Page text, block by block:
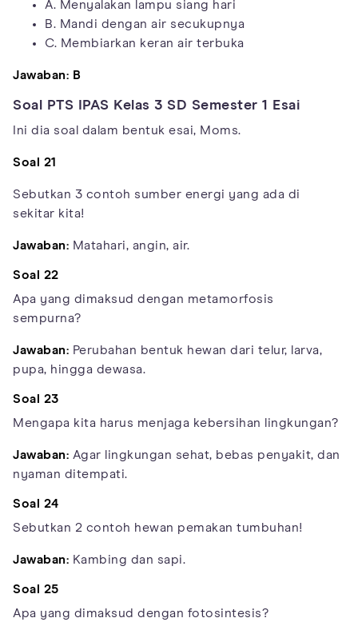
A. Menyalakan lampu siang hari
B. Mandi dengan air secukupnya
C. Membiarkan keran air terbuka
Jawaban: B
Soal PTS IPAS Kelas 3 SD Semester 1 Esai
Ini dia soal dalam bentuk esai, Moms.
Soal 21
Sebutkan 3 contoh sumber energi yang ada di
sekitar kita!
Jawaban: Matahari, angin, air.
Soal 22
Apa yang dimaksud dengan metamorfosis
sempurna?
Jawaban: Perubahan bentuk hewan dari telur, larva,
pupa, hingga dewasa.
Soal 23
Mengapa kita harus menjaga kebersihan lingkungan?
Jawaban: Agar lingkungan sehat, bebas penyakit, dan
nyaman ditempati.
Soal 24
Sebutkan 2 contoh hewan pemakan tumbuhan!
Jawaban: Kambing dan sapi.
Soal 25
Apa yang dimaksud dengan fotosintesis?